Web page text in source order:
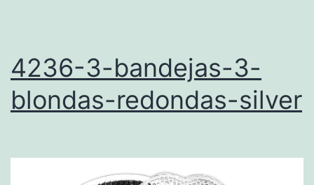
4236-3-bandejas-3-
blondas-redondas-silver